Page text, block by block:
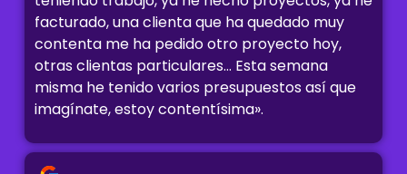
facturado, una clienta que ha quedado muy
contenta me ha pedido otro proyecto hoy,
otras clientas particulares… Esta semana
misma he tenido varios presupuestos así que
imagínate, estoy contentísima».